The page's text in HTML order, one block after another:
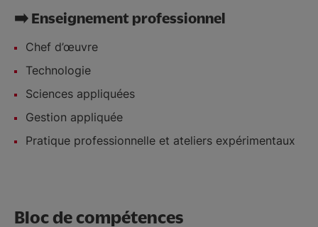
➡️ Enseignement professionnel
Chef d’œuvre
Technologie
Sciences appliquées
Gestion appliquée
Pratique professionnelle et ateliers expérimentaux
Bloc de compétences